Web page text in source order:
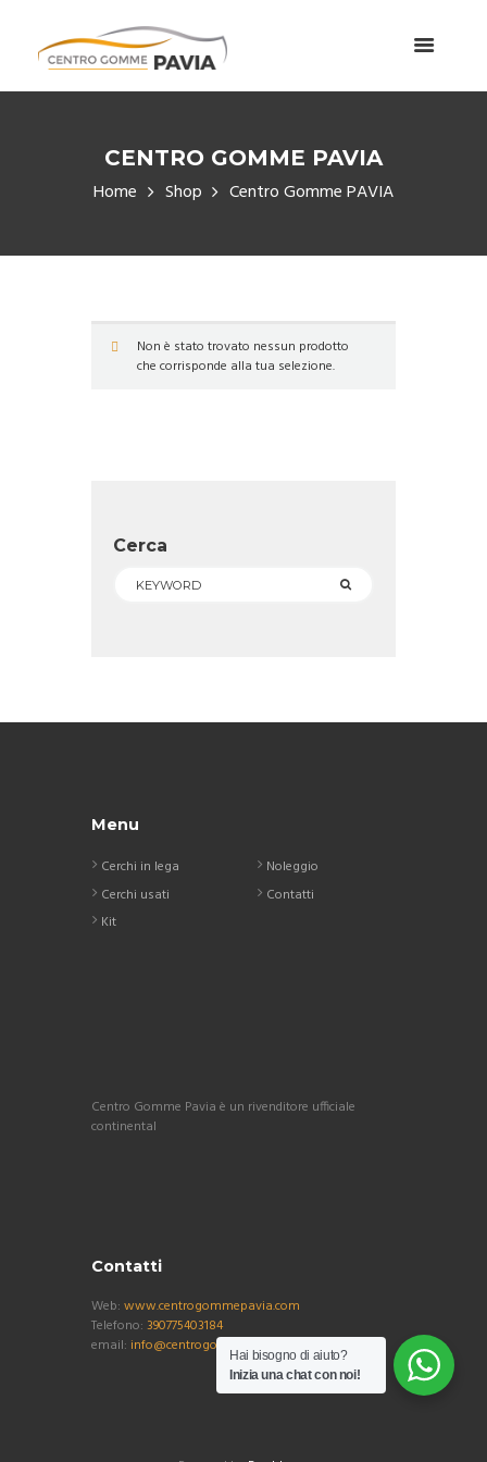
CENTRO GOMME PAVIA
Home Shop Centro Gomme PAVIA
Non è stato trovato nessun prodotto
che corrisponde alla tua selezione.
Cerca
Menu
Cerchi in lega
Cerchi usati
Kit
Noleggio
Contatti
Centro Gomme Pavia è un rivenditore ufficiale
continental
Contatti
Web: www.centrogommepavia.com
Telefono: 390775403184
email: info@centrogommepavia.com
Hai bisogno di aiuto?
Inizia una chat con noi!